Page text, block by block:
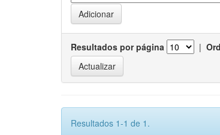
Resultados por página |
Resultados 1-1 de 1.